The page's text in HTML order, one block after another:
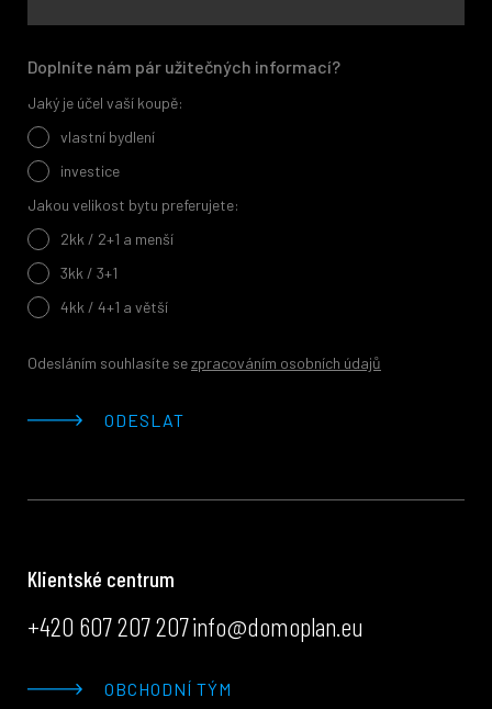
Doplníte nám pár užitečných informací?
Jaký je účel vaší koupě:
vlastní bydlení
investice
Jakou velikost bytu preferujete:
2kk / 2+1 a menší
3kk / 3+1
4kk / 4+1 a větší
Odesláním souhlasíte sezpracováním osobních údajů
ODESLAT
Klientské centrum
+420 607 207 207info@domoplan.eu
OBCHODNÍ TÝM